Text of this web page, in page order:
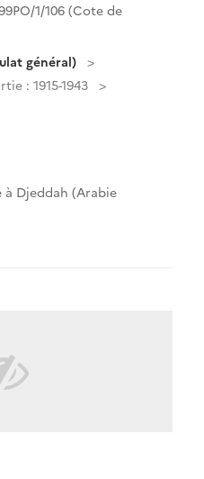
1/106 (Cote de
général)
: 1915-1943
à Djeddah (Arabie